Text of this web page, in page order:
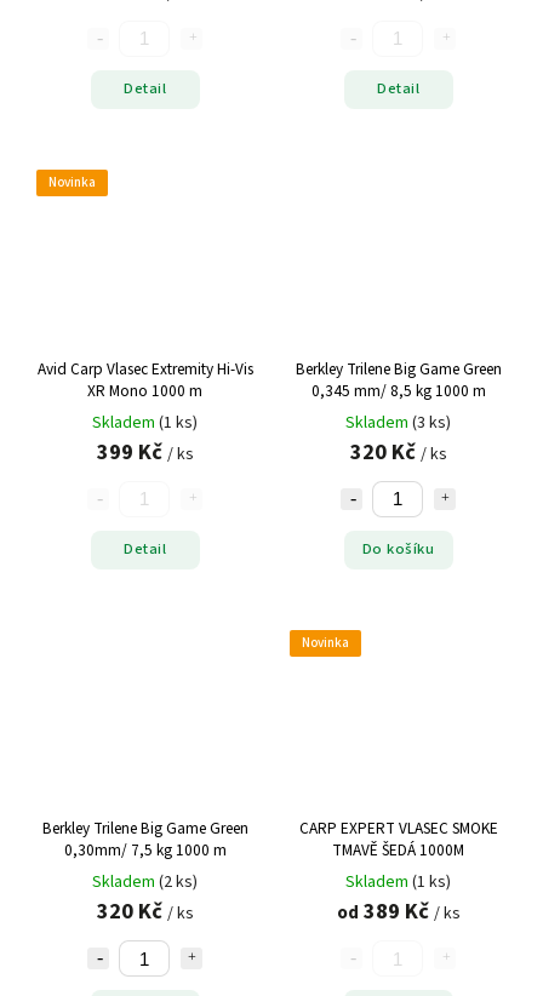
Detail Detail
Novinka
Avid Carp Vlasec Extremity Hi-Vis
XR Mono 1000 m
Skladem (1 ks)
399 Kč / ks
Detail
Berkley Trilene Big Game Green
0,345 mm/ 8,5 kg 1000 m
Skladem (3 ks)
320 Kč / ks
Do košíku
Berkley Trilene Big Game Green
0,30mm/ 7,5 kg 1000 m
Skladem (2 ks)
320 Kč / ks
Novinka
CARP EXPERT VLASEC SMOKE
TMAVĚ ŠEDÁ 1000M
Skladem (1 ks)
od 389 Kč / ks